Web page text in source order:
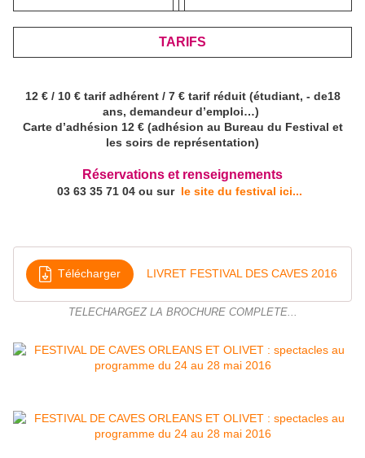
TARIFS
12 € / 10 € tarif adhérent / 7 € tarif réduit (étudiant, - de18
ans, demandeur d’emploi…)
Carte d’adhésion 12 € (adhésion au Bureau du Festival et
les soirs de représentation)
Réservations et renseignements
03 63 35 71 04 ou sur le site du festival ici...
Télécharger LIVRET FESTIVAL DES CAVES 2016
TELECHARGEZ LA BROCHURE COMPLETE...